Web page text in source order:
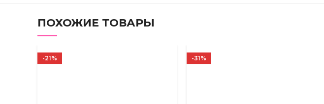
ПОХОЖИЕ ТОВАРЫ
-21% -31%